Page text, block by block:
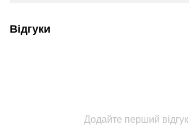
Відгуки
Додайте перший відгук